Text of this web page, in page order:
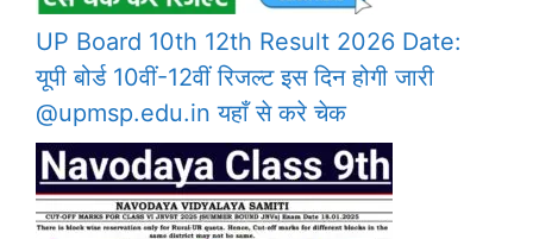
UP Board 10th 12th Result 2026 Date:
यूपी बोर्ड 10वीं-12वीं रिजल्ट इस दिन होगी जारी
@upmsp.edu.in यहाँ से करे चेक